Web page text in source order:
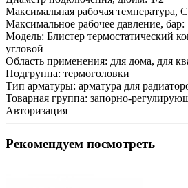
Максимальная рабочая температура,
Максимальное рабочее давление, бар:
Модель: Блистер термостатический
угловой
Область применения: для дома, для
Подгруппа: термоголовки
Тип арматуры: арматура для
Товарная группа: запорно-
Авторизация
Рекомендуем посмотреть